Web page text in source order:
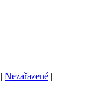
| Nezařazené |